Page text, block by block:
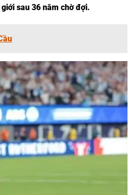
sau 36 năm chờ đợi.